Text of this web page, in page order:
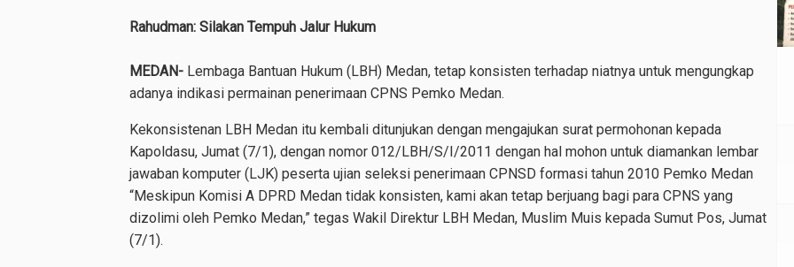
Rahudman: Silakan Tempuh Jalur Hukum
MEDAN- Lembaga Bantuan Hukum (LBH) Medan, tetap konsisten terhadap niatnya untuk mengungkap
adanya indikasi permainan penerimaan CPNS Pemko Medan.
Kekonsistenan LBH Medan itu kembali ditunjukan dengan mengajukan surat permohonan kepada
Kapoldasu, Jumat (7/1), dengan nomor 012/LBH/S/I/2011 dengan hal mohon untuk diamankan lembar
jawaban komputer (LJK) peserta ujian seleksi penerimaan CPNSD formasi tahun 2010 Pemko Medan
“Meskipun Komisi A DPRD Medan tidak konsisten, kami akan tetap berjuang bagi para CPNS yang
dizolimi oleh Pemko Medan,” tegas Wakil Direktur LBH Medan, Muslim Muis kepada Sumut Pos, Jumat
(7/1).